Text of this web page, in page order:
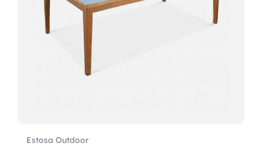
Estosa Outdoor